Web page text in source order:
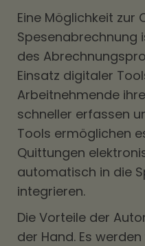
Eine Möglichkeit zur
Spesenabrechnung
des
Einsatz digitaler
Arbeitnehmende
schneller erfassen
Tools ermöglichen
Quittungen
automatisch in die
integrieren.
Die Vorteile der
der Hand. Es